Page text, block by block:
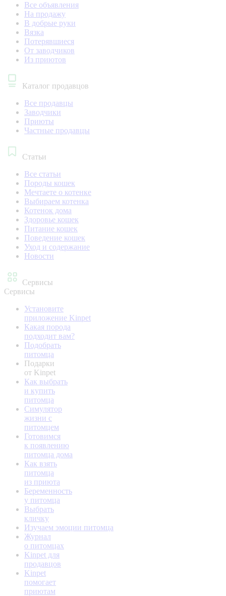
Все объявления
На продажу
В добрые руки
Вязка
Потерявшиеся
От заводчиков
Из приютов
Каталог продавцов
Все продавцы
Заводчики
Приюты
Частные продавцы
Статьи
Все статьи
Породы кошек
Мечтаете о котенке
Выбираем котенка
Котенок дома
Здоровье кошек
Питание кошек
Поведение кошек
Уход и содержание
Новости
Сервисы
Сервисы
Установите
приложение Kinpet
Какая порода
подходит вам?
Подобрать
питомца
Подарки
от Kinpet
Как выбрать
и купить
питомца
Симулятор
жизни с
питомцем
Готовимся
к появлению
питомца дома
Как взять
питомца
из приюта
Беременность
у питомца
Выбрать
кличку
Изучаем эмоции питомца
Журнал
о питомцах
Kinpet для
продавцов
Kinpet
помогает
приютам